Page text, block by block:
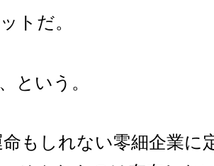
トだ。
という。
もしれない零細企業に